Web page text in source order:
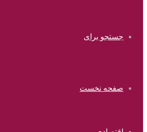
جستجو برای
صفحه نخست